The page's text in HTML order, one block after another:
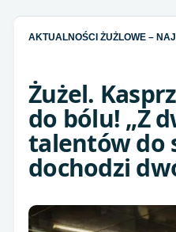
AKTUALNOŚCI ŻUŻLOWE –
Żużel.
do bólu! „Z
talentów do
dochodzi